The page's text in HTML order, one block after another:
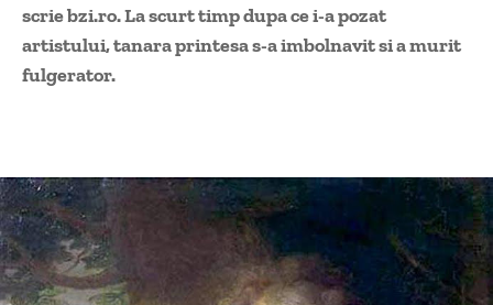
scrie bzi.ro. La scurt timp dupa ce i-a pozat
artistului, tanara printesa s-a imbolnavit si a murit
fulgerator.